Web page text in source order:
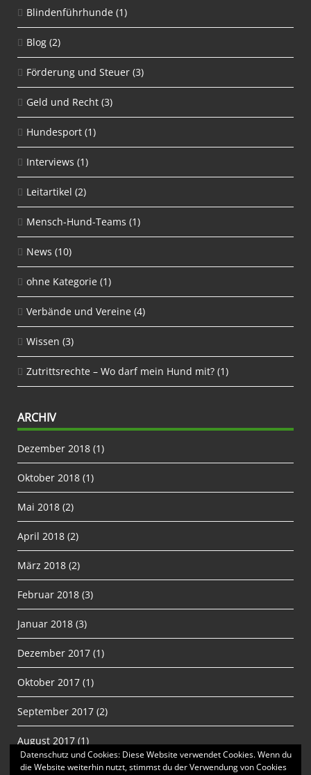
Datenschutz und Cookies: Diese Website verwendet Cookies. Wenn du
die Website weiterhin nutzt, stimmst du der Verwendung von Cookies
Blindenführhunde (1)
Blog (2)
Förderung und Steuer (3)
Geld und Recht (3)
Hundesport (1)
Interviews (1)
Leitartikel (2)
Mensch-Hund-Teams (1)
News (10)
ohne Kategorie (1)
Verbände und Vereine (4)
Wissen (3)
Zutrittsrechte – Wo darf mein Hund mit? (1)
ARCHIV
Dezember 2018 (1)
Oktober 2018 (1)
Mai 2018 (2)
April 2018 (2)
März 2018 (2)
Februar 2018 (3)
Januar 2018 (3)
Dezember 2017 (1)
Oktober 2017 (1)
September 2017 (2)
August 2017 (1)
Juli 2017(4)